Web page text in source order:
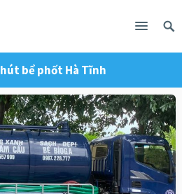
hút bể phốt Hà Tĩnh